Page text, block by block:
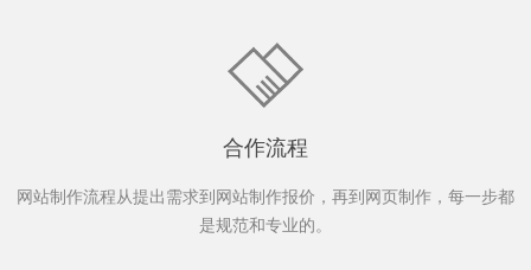
合作流程
网站制作流程从提出需求到网站制作报价，再到网页制作，每一步都
是规范和专业的。